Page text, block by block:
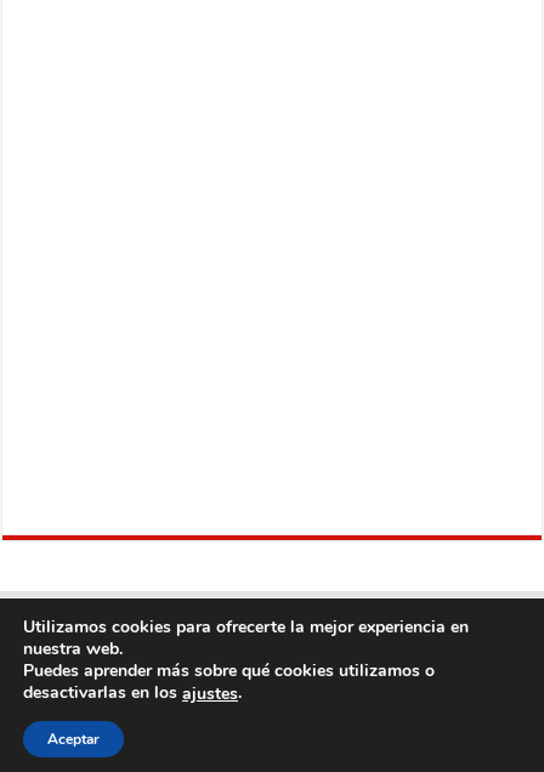
Copyright © 2013
Utilizamos cookies para ofrecerte la mejor experiencia en
nuestra web.
Puedes aprender más sobre qué cookies utilizamos o
desactivarlas en los ajustes.
Aceptar